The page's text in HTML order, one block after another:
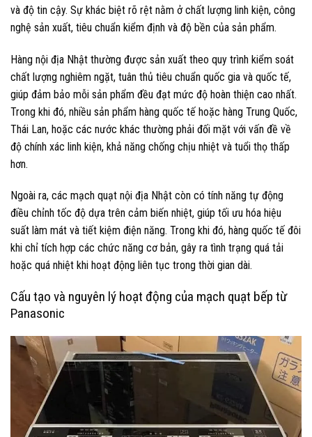
và độ tin cậy. Sự khác biệt rõ rệt nằm ở chất lượng linh kiện, công
nghệ sản xuất, tiêu chuẩn kiểm định và độ bền của sản phẩm.
Hàng nội địa Nhật thường được sản xuất theo quy trình kiểm soát
chất lượng nghiêm ngặt, tuân thủ tiêu chuẩn quốc gia và quốc tế,
giúp đảm bảo mỗi sản phẩm đều đạt mức độ hoàn thiện cao nhất.
Trong khi đó, nhiều sản phẩm hàng quốc tế hoặc hàng Trung Quốc,
Thái Lan, hoặc các nước khác thường phải đối mặt với vấn đề về
độ chính xác linh kiện, khả năng chống chịu nhiệt và tuổi thọ thấp
hơn.
Ngoài ra, các mạch quạt nội địa Nhật còn có tính năng tự động
điều chỉnh tốc độ dựa trên cảm biến nhiệt, giúp tối ưu hóa hiệu
suất làm mát và tiết kiệm điện năng. Trong khi đó, hàng quốc tế đôi
khi chỉ tích hợp các chức năng cơ bản, gây ra tình trạng quá tải
hoặc quá nhiệt khi hoạt động liên tục trong thời gian dài.
Cấu tạo và nguyên lý hoạt động của mạch quạt bếp từ
Panasonic